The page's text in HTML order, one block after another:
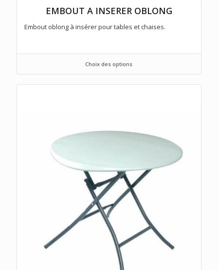
EMBOUT A INSERER OBLONG
Embout oblong à insérer pour tables et chaises.
Choix des options